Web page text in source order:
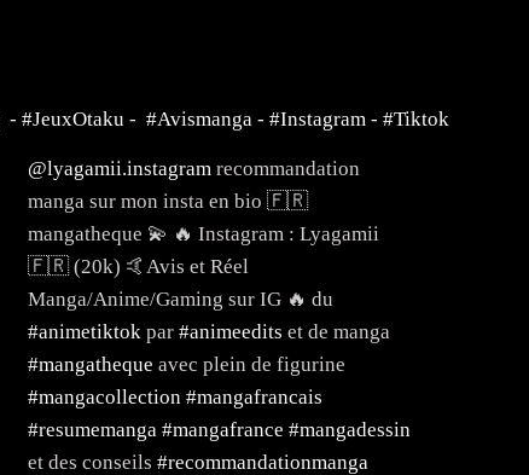
- #JeuxOtaku - #Avismanga - #Instagram - #Tiktok
@lyagamii.instagram recommandation
manga sur mon insta en bio 🇫🇷
mangatheque 💫 🔥 Instagram : Lyagamii
🇫🇷 (20k) 🤙Avis et Réel
Manga/Anime/Gaming sur IG 🔥 du
#animetiktok par #animeedits et de manga
#mangatheque avec plein de figurine
#mangacollection #mangafrancais
#resumemanga #mangafrance #mangadessin
et des conseils #recommandationmanga